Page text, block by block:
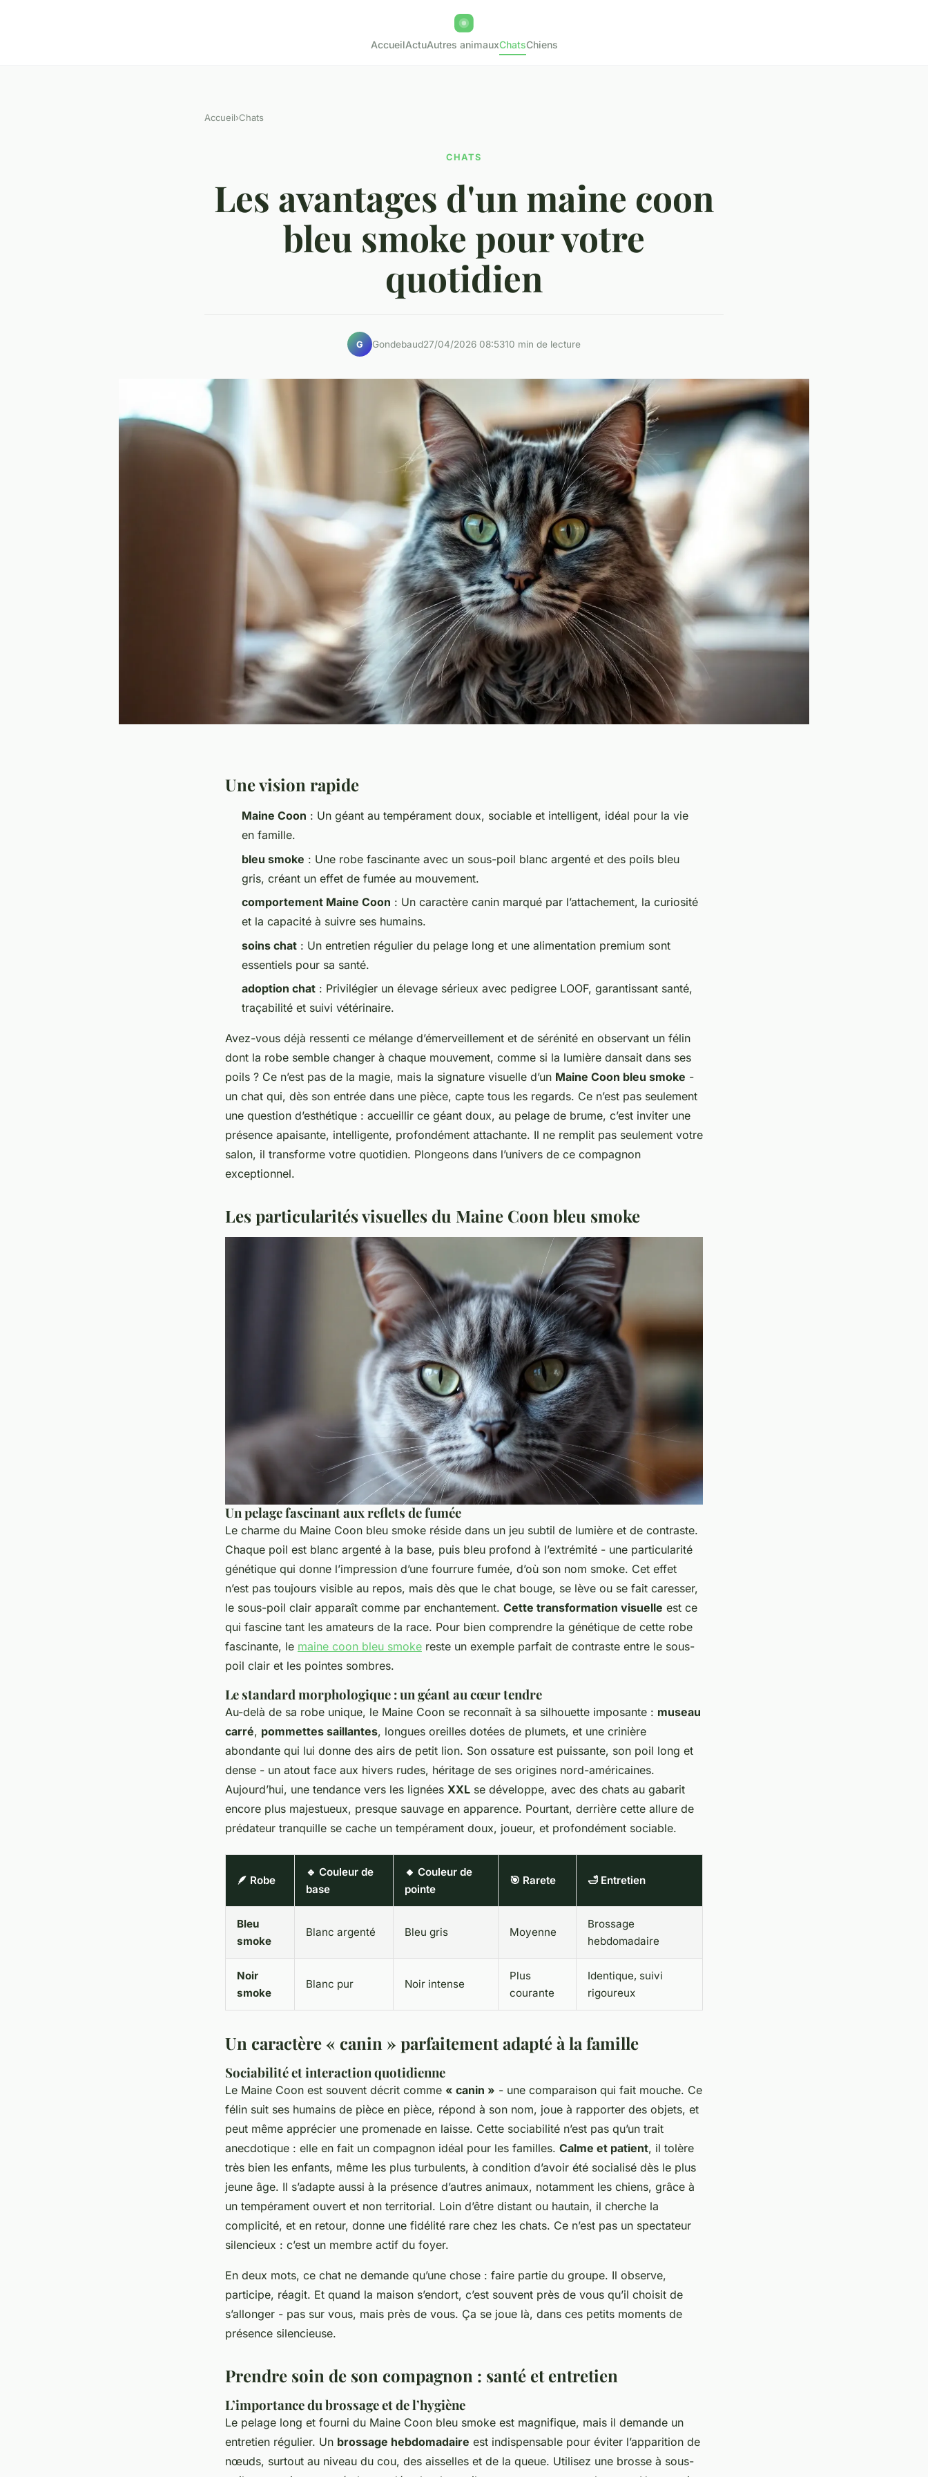
AccueilActuAutres animauxChatsChiens
Accueil›Chats
CHATS
Les avantages d'un maine coon
bleu smoke pour votre
quotidien
G Gondebaud27/04/2026 08:5310 min de lecture
Une vision rapide
Maine Coon : Un géant au tempérament doux, sociable et intelligent, idéal pour la vie
en famille.
bleu smoke : Une robe fascinante avec un sous-poil blanc argenté et des poils bleu
gris, créant un effet de fumée au mouvement.
comportement Maine Coon : Un caractère canin marqué par l’attachement, la curiosité
et la capacité à suivre ses humains.
soins chat : Un entretien régulier du pelage long et une alimentation premium sont
essentiels pour sa santé.
adoption chat : Privilégier un élevage sérieux avec pedigree LOOF, garantissant santé,
traçabilité et suivi vétérinaire.
Avez-vous déjà ressenti ce mélange d’émerveillement et de sérénité en observant un félin
dont la robe semble changer à chaque mouvement, comme si la lumière dansait dans ses
poils ? Ce n’est pas de la magie, mais la signature visuelle d’un Maine Coon bleu smoke -
un chat qui, dès son entrée dans une pièce, capte tous les regards. Ce n’est pas seulement
une question d’esthétique : accueillir ce géant doux, au pelage de brume, c’est inviter une
présence apaisante, intelligente, profondément attachante. Il ne remplit pas seulement votre
salon, il transforme votre quotidien. Plongeons dans l’univers de ce compagnon
exceptionnel.
Les particularités visuelles du Maine Coon bleu smoke
Un pelage fascinant aux reflets de fumée
Le charme du Maine Coon bleu smoke réside dans un jeu subtil de lumière et de contraste.
Chaque poil est blanc argenté à la base, puis bleu profond à l’extrémité - une particularité
génétique qui donne l’impression d’une fourrure fumée, d’où son nom smoke. Cet effet
n’est pas toujours visible au repos, mais dès que le chat bouge, se lève ou se fait caresser,
le sous-poil clair apparaît comme par enchantement. Cette transformation visuelle est ce
qui fascine tant les amateurs de la race. Pour bien comprendre la génétique de cette robe
fascinante, le maine coon bleu smoke reste un exemple parfait de contraste entre le sous-
poil clair et les pointes sombres.
Le standard morphologique : un géant au cœur tendre
Au-delà de sa robe unique, le Maine Coon se reconnaît à sa silhouette imposante : museau
carré, pommettes saillantes, longues oreilles dotées de plumets, et une crinière
abondante qui lui donne des airs de petit lion. Son ossature est puissante, son poil long et
dense - un atout face aux hivers rudes, héritage de ses origines nord-américaines.
Aujourd’hui, une tendance vers les lignées XXL se développe, avec des chats au gabarit
encore plus majestueux, presque sauvage en apparence. Pourtant, derrière cette allure de
prédateur tranquille se cache un tempérament doux, joueur, et profondément sociable.
🪶 Robe
🔹 Couleur de
base
🔸 Couleur de
pointe
🎯 Rarete 🛁 Entretien
Bleu
smoke
Blanc argenté Bleu gris Moyenne
Brossage
hebdomadaire
Noir
smoke
Blanc pur Noir intense
Plus
courante
Identique, suivi
rigoureux
Un caractère « canin » parfaitement adapté à la famille
Sociabilité et interaction quotidienne
Le Maine Coon est souvent décrit comme « canin » - une comparaison qui fait mouche. Ce
félin suit ses humains de pièce en pièce, répond à son nom, joue à rapporter des objets, et
peut même apprécier une promenade en laisse. Cette sociabilité n’est pas qu’un trait
anecdotique : elle en fait un compagnon idéal pour les familles. Calme et patient, il tolère
très bien les enfants, même les plus turbulents, à condition d’avoir été socialisé dès le plus
jeune âge. Il s’adapte aussi à la présence d’autres animaux, notamment les chiens, grâce à
un tempérament ouvert et non territorial. Loin d’être distant ou hautain, il cherche la
complicité, et en retour, donne une fidélité rare chez les chats. Ce n’est pas un spectateur
silencieux : c’est un membre actif du foyer.
En deux mots, ce chat ne demande qu’une chose : faire partie du groupe. Il observe,
participe, réagit. Et quand la maison s’endort, c’est souvent près de vous qu’il choisit de
s’allonger - pas sur vous, mais près de vous. Ça se joue là, dans ces petits moments de
présence silencieuse.
Prendre soin de son compagnon : santé et entretien
L’importance du brossage et de l’hygiène
Le pelage long et fourni du Maine Coon bleu smoke est magnifique, mais il demande un
entretien régulier. Un brossage hebdomadaire est indispensable pour éviter l’apparition de
nœuds, surtout au niveau du cou, des aisselles et de la queue. Utilisez une brosse à sous-